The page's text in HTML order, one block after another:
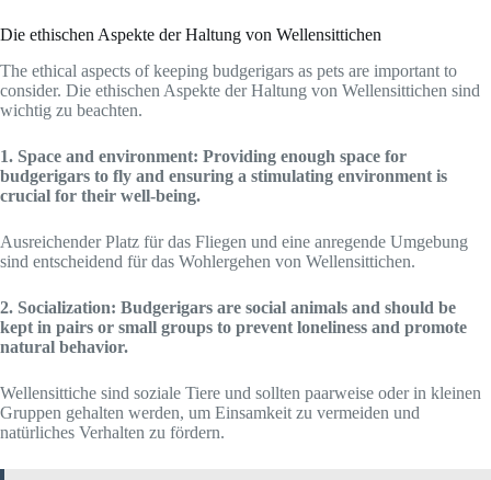
Die ethischen Aspekte der Haltung von Wellensittichen
The ethical aspects of keeping budgerigars as pets are important to
consider. Die ethischen Aspekte der Haltung von Wellensittichen sind
wichtig zu beachten.
1. Space and environment: Providing enough space for
budgerigars to fly and ensuring a stimulating environment is
crucial for their well-being.
Ausreichender Platz für das Fliegen und eine anregende Umgebung
sind entscheidend für das Wohlergehen von Wellensittichen.
2. Socialization: Budgerigars are social animals and should be
kept in pairs or small groups to prevent loneliness and promote
natural behavior.
Wellensittiche sind soziale Tiere und sollten paarweise oder in kleinen
Gruppen gehalten werden, um Einsamkeit zu vermeiden und
natürliches Verhalten zu fördern.